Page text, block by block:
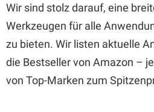
Wir sind stolz darauf, eine
Werkzeugen für alle
zu bieten. Wir listen aktuelle
die Bestseller von Amazon –
von Top-Marken zum